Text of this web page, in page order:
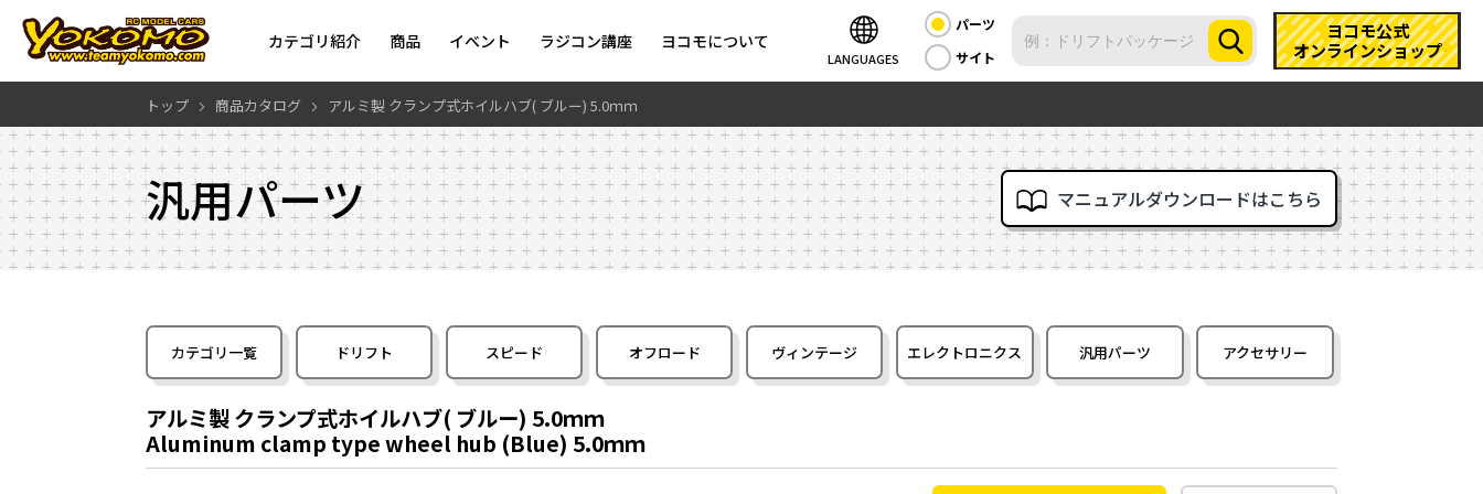
カテゴリ紹介 商品 イベント ラジコン講座 ヨコモについて
LANGUAGES
パーツ
サイト
ヨコモ公式
オンラインショップ
トップ 商品カタログ アルミ製 クランプ式ホイルハブ( ブルー) 5.0ｍｍ
汎用パーツ マニュアルダウンロードはこちら
カテゴリ一覧 ドリフト スピード オフロード ヴィンテージ エレクトロニクス 汎用パーツ アクセサリー
アルミ製 クランプ式ホイルハブ( ブルー) 5.0ｍｍ
Aluminum clamp type wheel hub (Blue) 5.0ｍｍ